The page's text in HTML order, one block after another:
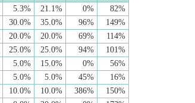
5.3% 21.1% 0%
82%
30.0% 35.0% 96%
149%
20.0% 20.0% 69%
114%
25.0% 25.0% 94%
101%
5.0% 15.0% 0%
56%
5.0% 5.0% 45%
16%
10.0% 10.0% 386%
150%